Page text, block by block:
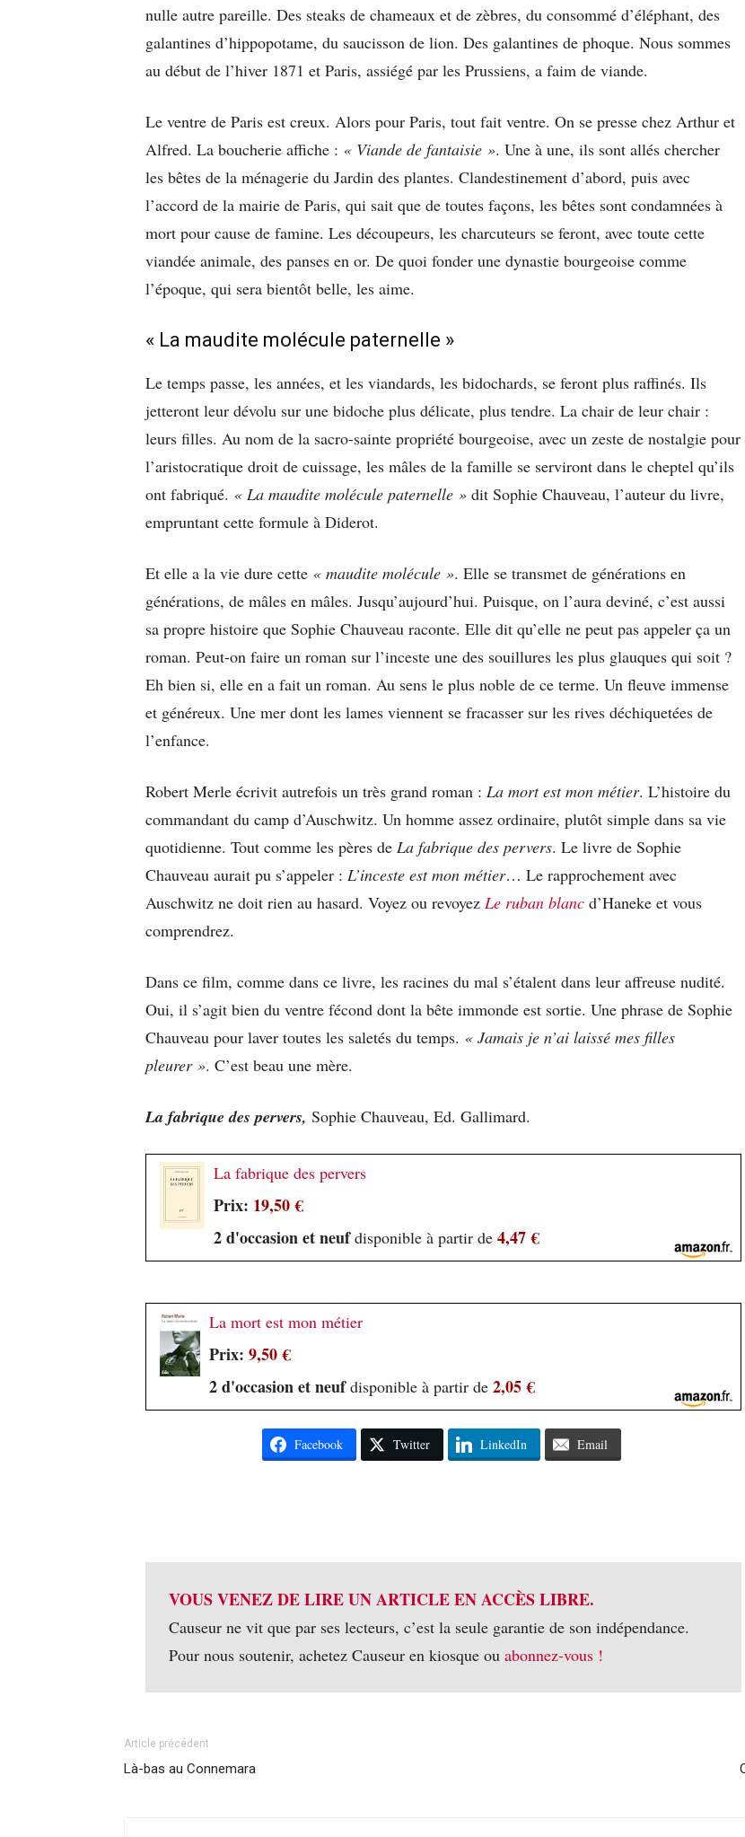
nulle autre pareille. Des steaks de chameaux et de zèbres, du consommé d’éléphant, des
galantines d’hippopotame, du saucisson de lion. Des galantines de phoque. Nous sommes
au début de l’hiver 1871 et Paris, assiégé par les Prussiens, a faim de viande.
Le ventre de Paris est creux. Alors pour Paris, tout fait ventre. On se presse chez Arthur et
Alfred. La boucherie affiche : « Viande de fantaisie ». Une à une, ils sont allés chercher
les bêtes de la ménagerie du Jardin des plantes. Clandestinement d’abord, puis avec
l’accord de la mairie de Paris, qui sait que de toutes façons, les bêtes sont condamnées à
mort pour cause de famine. Les découpeurs, les charcuteurs se feront, avec toute cette
viandée animale, des panses en or. De quoi fonder une dynastie bourgeoise comme
l’époque, qui sera bientôt belle, les aime.
« La maudite molécule paternelle »
Le temps passe, les années, et les viandards, les bidochards, se feront plus raffinés. Ils
jetteront leur dévolu sur une bidoche plus délicate, plus tendre. La chair de leur chair :
leurs filles. Au nom de la sacro-sainte propriété bourgeoise, avec un zeste de nostalgie pour
l’aristocratique droit de cuissage, les mâles de la famille se serviront dans le cheptel qu’ils
ont fabriqué. « La maudite molécule paternelle » dit Sophie Chauveau, l’auteur du livre,
empruntant cette formule à Diderot.
Et elle a la vie dure cette « maudite molécule ». Elle se transmet de générations en
générations, de mâles en mâles. Jusqu’aujourd’hui. Puisque, on l’aura deviné, c’est aussi
sa propre histoire que Sophie Chauveau raconte. Elle dit qu’elle ne peut pas appeler ça un
roman. Peut-on faire un roman sur l’inceste une des souillures les plus glauques qui soit ?
Eh bien si, elle en a fait un roman. Au sens le plus noble de ce terme. Un fleuve immense
et généreux. Une mer dont les lames viennent se fracasser sur les rives déchiquetées de
l’enfance.
Robert Merle écrivit autrefois un très grand roman : La mort est mon métier. L’histoire du
commandant du camp d’Auschwitz. Un homme assez ordinaire, plutôt simple dans sa vie
quotidienne. Tout comme les pères de La fabrique des pervers. Le livre de Sophie
Chauveau aurait pu s’appeler : L’inceste est mon métier… Le rapprochement avec
Auschwitz ne doit rien au hasard. Voyez ou revoyez Le ruban blanc d’Haneke et vous
comprendrez.
Dans ce film, comme dans ce livre, les racines du mal s’étalent dans leur affreuse nudité.
Oui, il s’agit bien du ventre fécond dont la bête immonde est sortie. Une phrase de Sophie
Chauveau pour laver toutes les saletés du temps. « Jamais je n’ai laissé mes filles
pleurer ». C’est beau une mère.
La fabrique des pervers, Sophie Chauveau, Ed. Gallimard.
La fabrique des pervers
Prix: 19,50 €
2 d'occasion et neufdisponible à partir de 4,47 €
La mort est mon métier
Prix: 9,50 €
2 d'occasion et neufdisponible à partir de 2,05 €
Facebook Twitter LinkedIn Email
VOUS VENEZ DE LIRE UN ARTICLE EN ACCÈS LIBRE.
Causeur ne vit que par ses lecteurs, c’est la seule garantie de son indépendance.
Pour nous soutenir, achetez Causeur en kiosque ou abonnez-vous !
Article précédent
Là-bas au Connemara